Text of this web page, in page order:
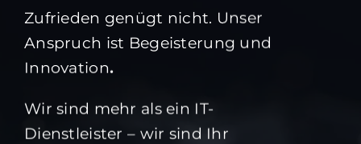
Zufrieden genügt nicht. Unser
Anspruch ist Begeisterung und
Innovation.
Wir sind mehr als ein IT-
Dienstleister – wir sind Ihr